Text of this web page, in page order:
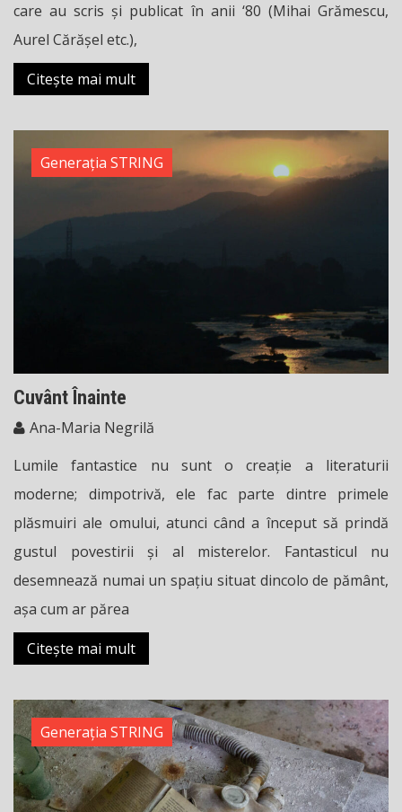
care au scris și publicat în anii ‘80 (Mihai Grămescu,
Aurel Cărășel etc.),
Citește mai mult
Generația STRING
Cuvânt Înainte
Ana-Maria Negrilă
Lumile fantastice nu sunt o creaţie a literaturii
moderne; dimpotrivă, ele fac parte dintre primele
plăsmuiri ale omului, atunci când a început să prindă
gustul povestirii şi al misterelor. Fantasticul nu
desemnează numai un spaţiu situat dincolo de pământ,
aşa cum ar părea
Citește mai mult
Generația STRING